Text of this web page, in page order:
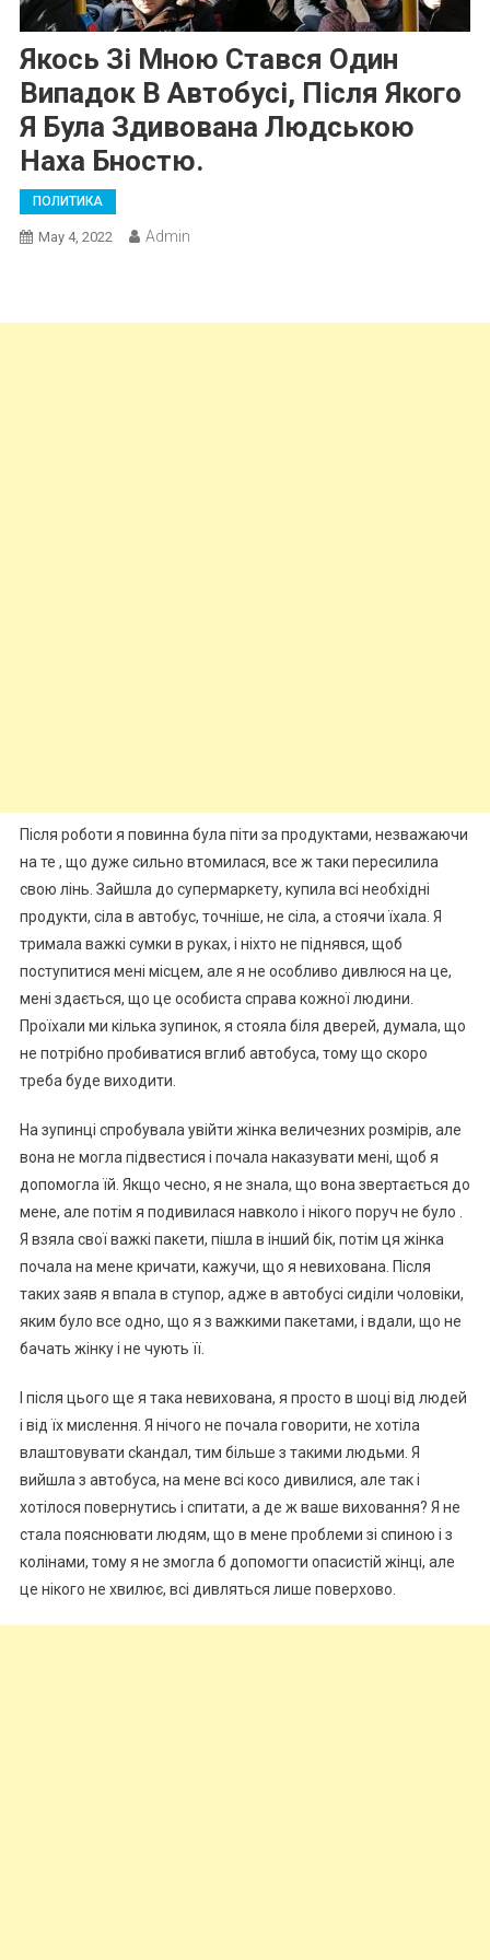
Якось Зі Мною Стався Один
Випадок В Автобусі, Після Якого
Я Була Здивована Людською
Наха Бностю.
ПОЛИТИКА
May 4, 2022 Admin
Після роботи я повинна була піти за продуктами, незважаючи
на те , що дуже сильно втомилася, все ж таки пересилила
свою лінь. Зайшла до супермаркету, купила всі необхідні
продукти, сіла в автобус, точніше, не сіла, а стоячи їхала. Я
тримала важкі сумки в руках, і ніхто не піднявся, щоб
поступитися мені місцем, але я не особливо дивлюся на це,
мені здається, що це особиста справа кожної людини.
Проїхали ми кілька зупинок, я стояла біля дверей, думала, що
не потрібно пробиватися вглиб автобуса, тому що скоро
треба буде виходити.
На зупинці спробувала увійти жінка величезних розмірів, але
вона не могла підвестися і почала наказувати мені, щоб я
допомогла їй. Якщо чесно, я не знала, що вона звертається до
мене, але потім я подивилася навколо і нікого поруч не було .
Я взяла свої важкі пакети, пішла в інший бік, потім ця жінка
почала на мене кричати, кажучи, що я невихована. Після
таких заяв я впала в ступор, адже в автобусі сиділи чоловіки,
яким було все одно, що я з важкими пакетами, і вдали, що не
бачать жінку і не чують її.
І після цього ще я така невихована, я просто в шоці від людей
і від їх мислення. Я нічого не почала говорити, не хотіла
влаштовувати сkандал, тим більше з такими людьми. Я
вийшла з автобуса, на мене всі косо дивилися, але так і
хотілося повернутись і спитати, а де ж ваше виховання? Я не
стала пояснювати людям, що в мене проблеми зі спиною і з
колінами, тому я не змогла б допомогти опасистій жінці, але
це нікого не хвилює, всі дивляться лише поверхово.